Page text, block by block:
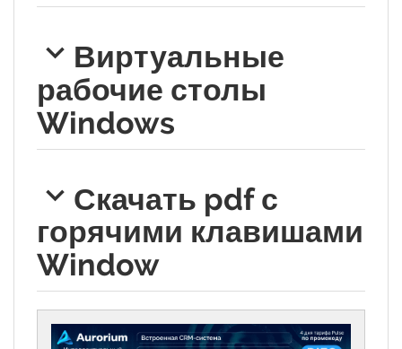
Виртуальные
рабочие столы
Windows
Скачать pdf с
горячими клавишами
Window